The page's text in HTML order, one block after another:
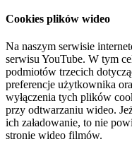
Cookies plików wideo
Na naszym serwisie
serwisu YouTube. W tym
podmiotów trzecich
preferencje użytkownika
wyłączenia tych plików
przy odtwarzaniu wideo.
ich załadowanie, to nie
stronie wideo filmów.